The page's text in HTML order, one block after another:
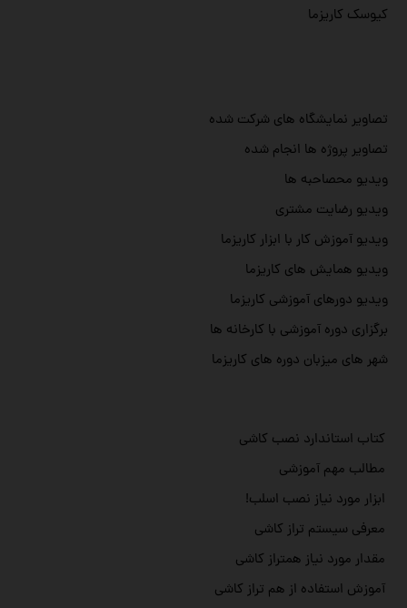
تصاویر نمایشگاه های شرکت شده
تصاویر پروژه ها انجام شده
ویدیو محصاحبه ها
ویدیو رضایت مشتری
ویدیو آموزش کار با ابزار کاریزما
ویدیو همایش های کاریزما
ویدیو دورهای آموزشی کاریزما
برگزاری دوره آموزشی با کارخانه ها
شهر های میزبان دوره های کاریزما
کیوسک کاریزما
کتاب استاندارد نصب کاشی
مطالب مهم آموزشی
ابزار مورد نیاز نصب اسلب!
معرفی سیستم تراز کاشی
مقدار مورد نیاز همتراز کاشی
آموزش استفاده از هم تراز کاشی